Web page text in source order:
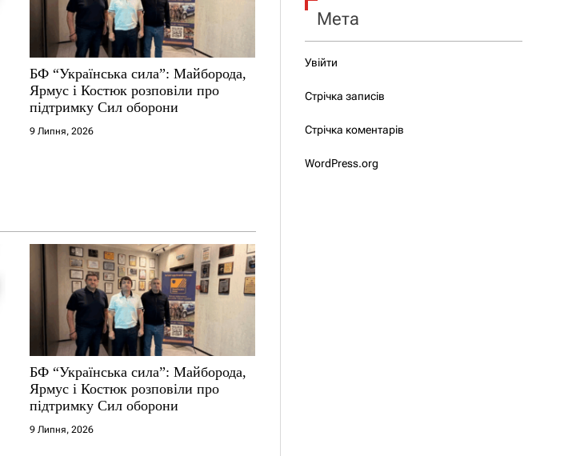
БФ “Українська сила”: Майборода,
Ярмус і Костюк розповіли про
підтримку Сил оборони
9 Липня, 2026
БФ “Українська сила”: Майборода,
Ярмус і Костюк розповіли про
підтримку Сил оборони
9 Липня, 2026
Мета
Увійти
Стрічка записів
Стрічка коментарів
WordPress.org